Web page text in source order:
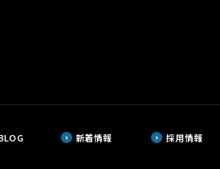
新着情報 採用情報